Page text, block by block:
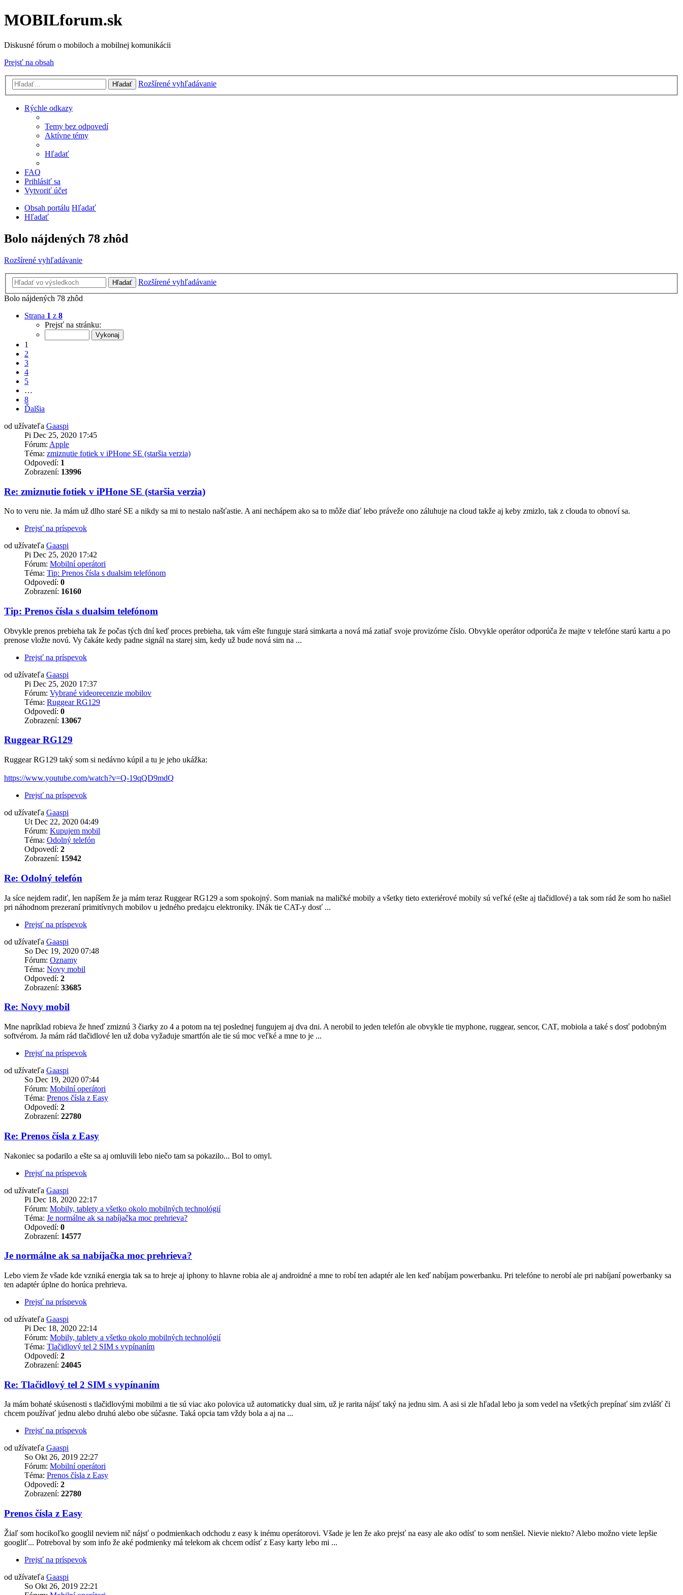
MOBILforum.sk
Diskusné fórum o mobiloch a mobilnej komunikácii
Prejsť na obsah
Hľadať Rozšírené vyhľadávanie
Rýchle odkazy
Temy bez odpovedí
Aktívne témy
Hľadať
FAQ
Prihlásiť sa
Vytvoriť účet
Obsah portálu Hľadať
Hľadať
Bolo nájdených 78 zhôd
Rozšírené vyhľadávanie
Hľadať
Rozšírené vyhľadávanie
Bolo nájdených 78 zhôd
Strana 1 z 8
Prejsť na stránku:
1
2
3
4
5
…
8
Ďalšia
od užívateľa Gaaspi
Pi Dec 25, 2020 17:45
Fórum: Apple
Téma: zmiznutie fotiek v iPHone SE (staršia verzia)
Odpovedí: 1
Zobrazení: 13996
Re: zmiznutie fotiek v iPHone SE (staršia verzia)
No to veru nie. Ja mám už dlho staré SE a nikdy sa mi to nestalo našťastie. A ani nechápem ako sa to môže diať lebo práveže ono záluhuje na cloud takže aj keby zmizlo, tak z clouda to obnoví sa.
Prejsť na príspevok
od užívateľa Gaaspi
Pi Dec 25, 2020 17:42
Fórum: Mobilní operátori
Téma: Tip: Prenos čísla s dualsim telefónom
Odpovedí: 0
Zobrazení: 16160
Tip: Prenos čísla s dualsim telefónom
Obvykle prenos prebieha tak že počas tých dní keď proces prebieha, tak vám ešte funguje stará simkarta a nová má zatiaľ svoje provizórne číslo. Obvykle operátor odporúča že majte v telefóne starú kartu a po
prenose vložte novú. Vy čakáte kedy padne signál na starej sim, kedy už bude nová sim na ...
Prejsť na príspevok
od užívateľa Gaaspi
Pi Dec 25, 2020 17:37
Fórum: Vybrané videorecenzie mobilov
Téma: Ruggear RG129
Odpovedí: 0
Zobrazení: 13067
Ruggear RG129
Ruggear RG129 taký som si nedávno kúpil a tu je jeho ukážka:
https://www.youtube.com/watch?v=Q-19qQD9mdQ
Prejsť na príspevok
od užívateľa Gaaspi
Ut Dec 22, 2020 04:49
Fórum: Kupujem mobil
Téma: Odolný telefón
Odpovedí: 2
Zobrazení: 15942
Re: Odolný telefón
Ja síce nejdem radiť, len napíšem že ja mám teraz Ruggear RG129 a som spokojný. Som maniak na maličké mobily a všetky tieto exteriérové mobily sú veľké (ešte aj tlačidlové) a tak som rád že som ho našiel
pri náhodnom prezeraní primitívnych mobilov u jedného predajcu elektroniky. INák tie CAT-y dosť ...
Prejsť na príspevok
od užívateľa Gaaspi
So Dec 19, 2020 07:48
Fórum: Oznamy
Téma: Novy mobil
Odpovedí: 2
Zobrazení: 33685
Re: Novy mobil
Mne napríklad robieva že hneď zmiznú 3 čiarky zo 4 a potom na tej poslednej fungujem aj dva dni. A nerobil to jeden telefón ale obvykle tie myphone, ruggear, sencor, CAT, mobiola a také s dosť podobným
softvérom. Ja mám rád tlačidlové len už doba vyžaduje smartfón ale tie sú moc veľké a mne to je ...
Prejsť na príspevok
od užívateľa Gaaspi
So Dec 19, 2020 07:44
Fórum: Mobilní operátori
Téma: Prenos čísla z Easy
Odpovedí: 2
Zobrazení: 22780
Re: Prenos čísla z Easy
Nakoniec sa podarilo a ešte sa aj omluvili lebo niečo tam sa pokazilo... Bol to omyl.
Prejsť na príspevok
od užívateľa Gaaspi
Pi Dec 18, 2020 22:17
Fórum: Mobily, tablety a všetko okolo mobilných technológií
Téma: Je normálne ak sa nabíjačka moc prehrieva?
Odpovedí: 0
Zobrazení: 14577
Je normálne ak sa nabíjačka moc prehrieva?
Lebo viem že všade kde vzniká energia tak sa to hreje aj iphony to hlavne robia ale aj androidné a mne to robí ten adaptér ale len keď nabíjam powerbanku. Pri telefóne to nerobí ale pri nabíjaní powerbanky sa
ten adaptér úplne do horúca prehrieva.
Prejsť na príspevok
od užívateľa Gaaspi
Pi Dec 18, 2020 22:14
Fórum: Mobily, tablety a všetko okolo mobilných technológií
Téma: Tlačidlový tel 2 SIM s vypínaním
Odpovedí: 2
Zobrazení: 24045
Re: Tlačidlový tel 2 SIM s vypínaním
Ja mám bohaté skúsenosti s tlačidlovými mobilmi a tie sú viac ako polovica už automaticky dual sim, už je rarita nájsť taký na jednu sim. A asi si zle hľadal lebo ja som vedel na všetkých prepínať sim zvlášť či
chcem používať jednu alebo druhú alebo obe súčasne. Taká opcia tam vždy bola a aj na ...
Prejsť na príspevok
od užívateľa Gaaspi
So Okt 26, 2019 22:27
Fórum: Mobilní operátori
Téma: Prenos čísla z Easy
Odpovedí: 2
Zobrazení: 22780
Prenos čísla z Easy
Žiaľ som hocikoľko googlil neviem nič nájsť o podmienkach odchodu z easy k inému operátorovi. Všade je len že ako prejsť na easy ale ako odísť to som nenšiel. Nievie niekto? Alebo možno viete lepšie
googliť... Potreboval by som info že aké podmienky má telekom ak chcem odísť z Easy karty lebo mi ...
Prejsť na príspevok
od užívateľa Gaaspi
So Okt 26, 2019 22:21